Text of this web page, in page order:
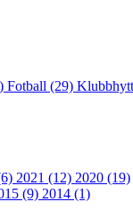
Fotball (29)
2021 (12) 2020 (19)
(9) 2014 (1)